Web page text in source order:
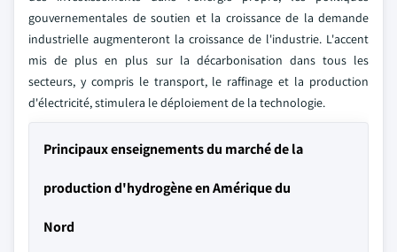
gouvernementales de soutien et la croissance de la demande
industrielle augmenteront la croissance de l'industrie. L'accent
mis de plus en plus sur la décarbonisation dans tous les
secteurs, y compris le transport, le raffinage et la production
d'électricité, stimulera le déploiement de la technologie.
Principaux enseignements du marché de la
production d'hydrogène en Amérique du
Nord